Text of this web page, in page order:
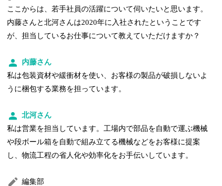
ここからは、若手社員の活躍について伺いたいと思います。
内藤さんと北河さんは2020年に入社されたということです
が、担当しているお仕事について教えていただけますか？
内藤さん
私は包装資材や緩衝材を使い、お客様の製品が破損しないよ
うに梱包する業務を担っています。
北河さん
私は営業を担当しています。工場内で部品を自動で運ぶ機械
や段ボール箱を自動で組み立てる機械などをお客様に提案
し、物流工程の省人化や効率化をお手伝いしています。
編集部